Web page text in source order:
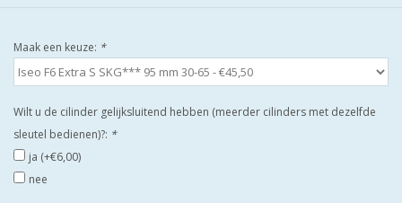
AFSTAND.
AANBIEDINGEN
DEURSCHILDEN VOOR
Maak een keuze: *
Wilt u de cilinder gelijksluitend hebben (meerder cilinders met dezelfde
sleutel bedienen)?: *
ja (+€6,00)
nee